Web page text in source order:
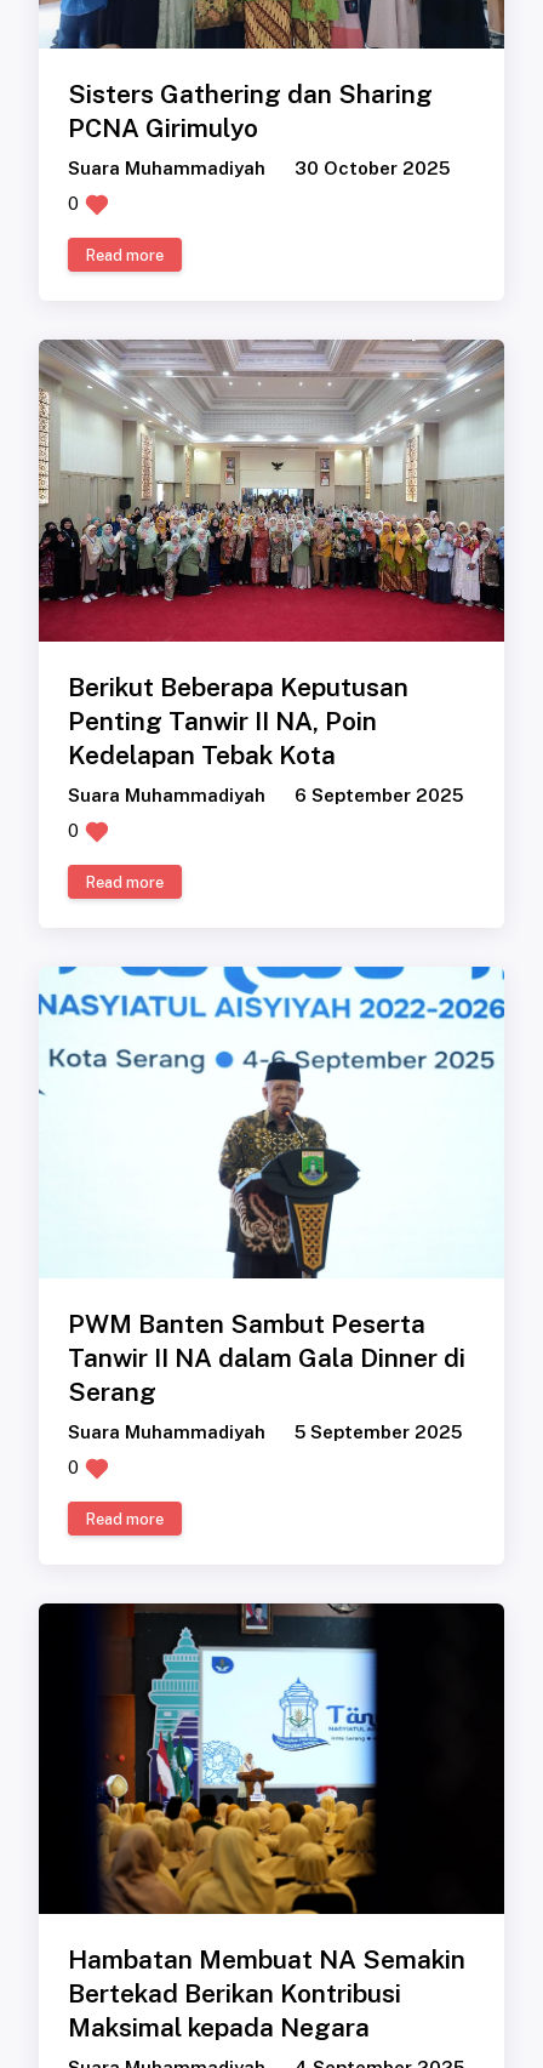
Sisters Gathering dan Sharing
PCNA Girimulyo
Suara Muhammadiyah
30 October 2025
0
Read more
Berikut Beberapa Keputusan
Penting Tanwir II NA, Poin
Kedelapan Tebak Kota
Suara Muhammadiyah
6 September 2025
0
Read more
PWM Banten Sambut Peserta
Tanwir II NA dalam Gala Dinner di
Serang
Suara Muhammadiyah
5 September 2025
0
Read more
Hambatan Membuat NA Semakin
Bertekad Berikan Kontribusi
Maksimal kepada Negara